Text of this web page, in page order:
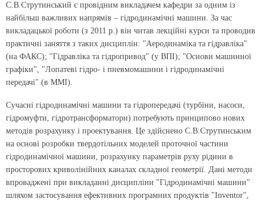
С.В.Струтинський є провідним викладачем кафедри за одним із
найбільш важливих напрямів – гідродинамічні машини. За час
викладацької роботи (з 2011 р.) він читав лекційні курси та проводив
практичні заняття з таких дисциплін: "Аеродинаміка та гідравліка"
(на ФАКС); "Гідравліка та гідропривод" (у ВПІ); "Основи машинної
графіки", "Лопатеві гідро- і пневмомашини і гідродинамічні
передачі" (в ММІ).
Сучасні гідродинамічні машини та гідропередачі (турбіни, насоси,
гідромуфти, гідротрансформатори) потребують принципово нових
методів розрахунку і проектування. Це здійснено С.В.Струтинським
на основі розробки твердотільних моделей проточної частини
гідродинамічної машини, розрахунку параметрів руху рідини в
просторових криволінійних каналах складної геометрії. Дані методи
впроваджені при викладанні дисципліни "Гідродинамічні машини"
шляхом застосування ефективних програмних продуктів "Inventor",